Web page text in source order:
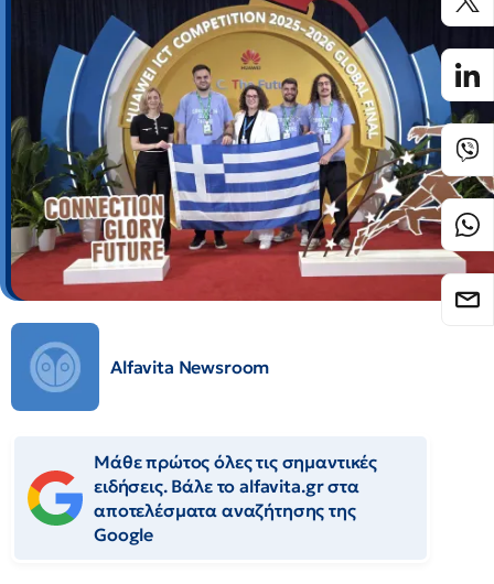
Alfavita Newsroom
Μάθε πρώτος όλες τις σημαντικές
ειδήσεις. Βάλε το alfavita.gr στα
αποτελέσματα αναζήτησης της
Google